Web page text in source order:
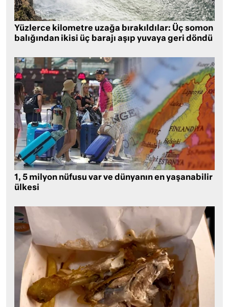
Yüzlerce kilometre uzağa bırakıldılar: Üç somon
balığından ikisi üç barajı aşıp yuvaya geri döndü
1, 5 milyon nüfusu var ve dünyanın en yaşanabilir
ülkesi